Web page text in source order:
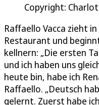
Copyright:
Raffaello Vacca zieht
Restaurant und
kellnern: „Die ersten
und ich haben uns
heute bin, habe ich
Raffaello. „Deutsch
gelernt. Zuerst habe